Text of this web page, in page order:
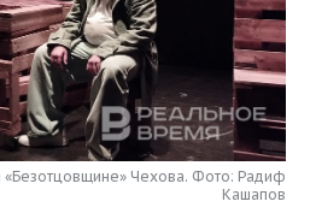
«Безотцовщине» Чехова. Фото: Радиф
Кашапов